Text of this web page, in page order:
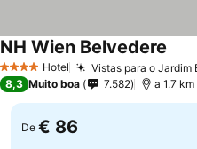
4 EstrelasHotel Vistas para o Jardim
NH Wien Belvedere
8,3 Muito boa 7.582 a 1.7
De € 86